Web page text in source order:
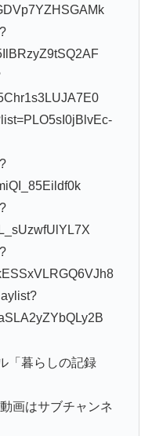
「暮らしの記録
画はサブチャンネ